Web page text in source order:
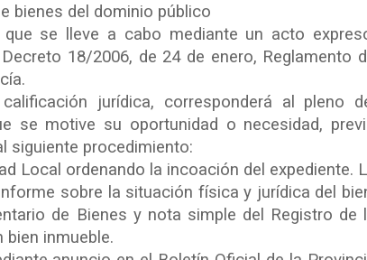
bienes del dominio público
se lleve a cabo mediante un acto
18/2006, de 24 de enero, Reglamento
jurídica, corresponderá al pleno
se motive su oportunidad o necesidad,
siguiente procedimiento:
Local ordenando la incoación del expediente.
sobre la situación física y jurídica del
de Bienes y nota simple del Registro de
bien inmueble.